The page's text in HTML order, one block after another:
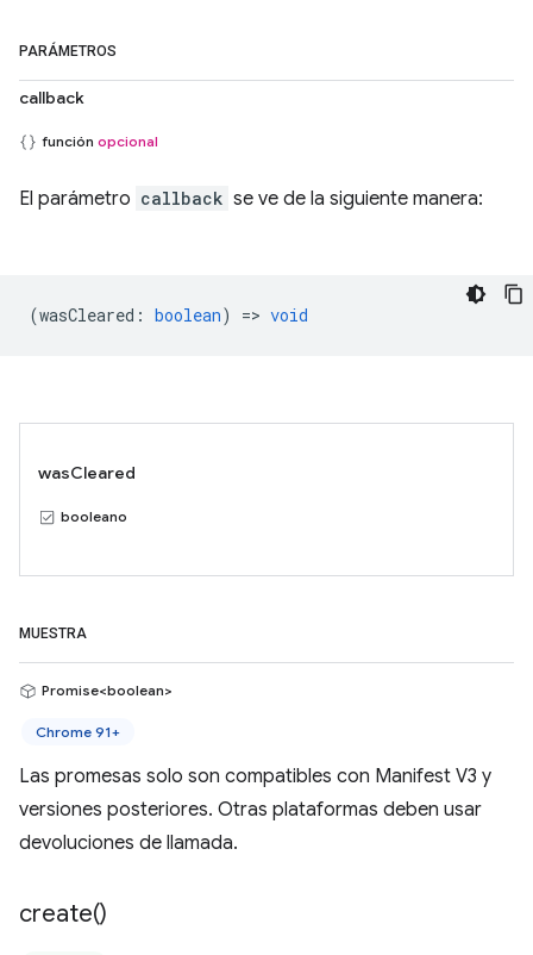
PARÁMETROS
callback
función opcional
El parámetro callback se ve de la siguiente manera:
(wasCleared : boolean) => void
wasCleared
booleano
MUESTRA
Promise<boolean>
Chrome 91+
Las promesas solo son compatibles con Manifest V3 y
versiones posteriores. Otras plataformas deben usar
devoluciones de llamada.
create()